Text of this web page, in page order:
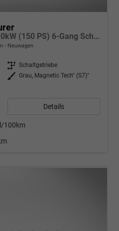
Basis (Basis) 1.5 TSI 110kW (150 PS) 6-Gang Schaltgetriebe
Neuwagen
Getriebe Schaltgetriebe
Außenfarbe
Grau, Magnetic Tech" (S7)"
Details
100km